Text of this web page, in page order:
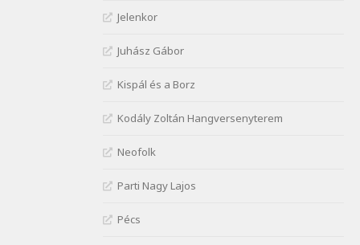
Janus Pannonius:
Névváltoztatásáról
Szélkiáltó
tavasszal
József Attila: Hajad az ujjamé
Szélkiáltó
Szélkiáltó
József Attila: Mikor az uccán
Jelenkor
Juhász Gábor
Kispál és a Borz
Kodály Zoltán Hangversenyterem
Neofolk
Parti Nagy Lajos
Pécs